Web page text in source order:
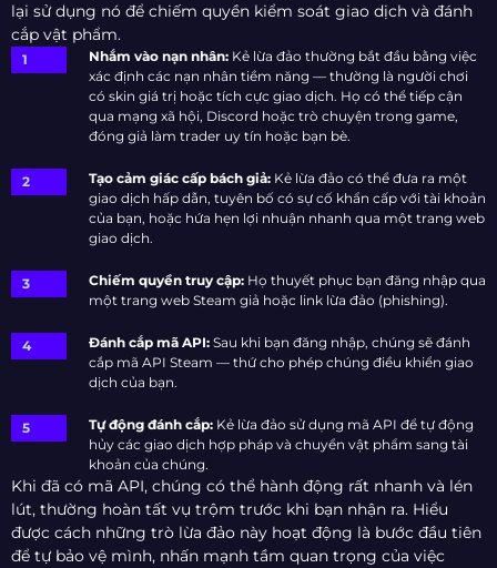
lại sử dụng nó để chiếm quyền kiểm soát giao dịch và đánh
cắp vật phẩm.
Nhắm vào nạn nhân: Kẻ lừa đảo thường bắt đầu bằng việc
xác định các nạn nhân tiềm năng — thường là người chơi
có skin giá trị hoặc tích cực giao dịch. Họ có thể tiếp cận
qua mạng xã hội, Discord hoặc trò chuyện trong game,
đóng giả làm trader uy tín hoặc bạn bè.
Tạo cảm giác cấp bách giả: Kẻ lừa đảo có thể đưa ra một
giao dịch hấp dẫn, tuyên bố có sự cố khẩn cấp với tài khoản
của bạn, hoặc hứa hẹn lợi nhuận nhanh qua một trang web
giao dịch.
Chiếm quyền truy cập: Họ thuyết phục bạn đăng nhập qua
một trang web Steam giả hoặc link lừa đảo (phishing).
Đánh cắp mã API: Sau khi bạn đăng nhập, chúng sẽ đánh
cắp mã API Steam — thứ cho phép chúng điều khiển giao
dịch của bạn.
Tự động đánh cắp: Kẻ lừa đảo sử dụng mã API để tự động
hủy các giao dịch hợp pháp và chuyển vật phẩm sang tài
khoản của chúng.
Khi đã có mã API, chúng có thể hành động rất nhanh và lén
lút, thường hoàn tất vụ trộm trước khi bạn nhận ra. Hiểu
được cách những trò lừa đảo này hoạt động là bước đầu tiên
để tự bảo vệ mình, nhấn mạnh tầm quan trọng của việc